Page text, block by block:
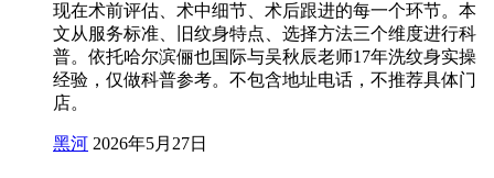
现在术前评估、术中细节、术后跟进的每一个环节。本
文从服务标准、旧纹身特点、选择方法三个维度进行科
普。依托哈尔滨俪也国际与吴秋辰老师17年洗纹身实操
经验，仅做科普参考。不包含地址电话，不推荐具体门
店。
黑河 2026年5月27日